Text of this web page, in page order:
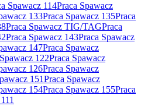
Spawacz 114Praca Spawacz
133Praca Spawacz 135Praca
Praca Spawacz TIG/TAGPraca
Praca Spawacz 143Praca Spawacz
147Praca Spawacz
122Praca Spawacz
126Praca Spawacz
151Praca Spawacz
154Praca Spawacz 155Praca